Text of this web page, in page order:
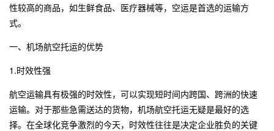
性较高的商品，如生鲜食品、医疗器械等，空运是首选的运输方
式。
一、机场航空托运的优势
1.时效性强
航空运输具有极强的时效性，可以实现短时间内跨国、跨洲的快速
运输。对于那些急需送达的货物，机场航空托运无疑是最好的选
择。在全球化竞争激烈的今天，时效性往往是决定企业胜负的关键